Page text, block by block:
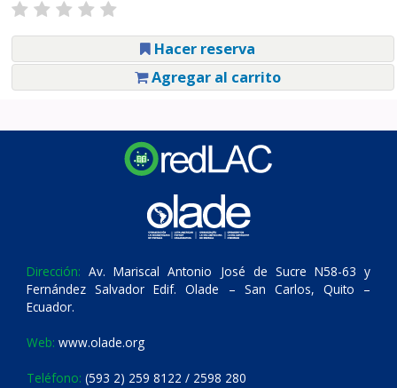
Hacer reserva
Agregar al carrito
Dirección: Av. Mariscal Antonio José de Sucre N58-63 y
Fernández Salvador Edif. Olade – San Carlos, Quito –
Ecuador.
Web: www.olade.org
Teléfono: (593 2) 259 8122 / 2598 280